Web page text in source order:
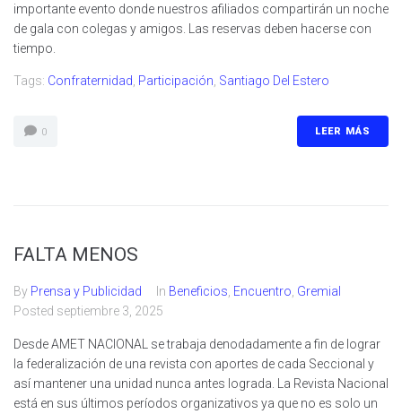
importante evento donde nuestros afiliados compartirán un noche
de gala con colegas y amigos. Las reservas deben hacerse con
tiempo.
Tags: Confraternidad Participación Santiago Del Estero
0 LEER MÁS
FALTA MENOS
By Prensa y Publicidad In Beneficios Encuentro Gremial
Posted septiembre 3, 2025
Desde AMET NACIONAL se trabaja denodadamente a fin de lograr
la federalización de una revista con aportes de cada Seccional y
así mantener una unidad nunca antes lograda. La Revista Nacional
está en sus últimos períodos organizativos ya que no es solo un